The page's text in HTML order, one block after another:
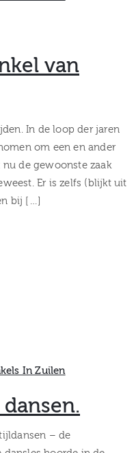
van
In de loop der jaren
om een en ander
de gewoonste zaak
Er is zelfs (blijkt uit
bij […]
In Zuilen
– de